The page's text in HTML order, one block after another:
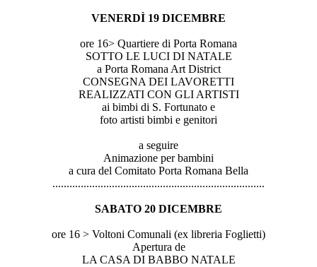
VENERDÌ 19 DICEMBRE
ore 16> Quartiere di Porta Romana
SOTTO LE LUCI DI NATALE
a Porta Romana Art District
CONSEGNA DEI LAVORETTI
REALIZZATI CON GLI ARTISTI
ai bimbi di S. Fortunato e
foto artisti bimbi e genitori
a seguire
Animazione per bambini
a cura del Comitato Porta Romana Bella
...........................................................................
SABATO 20 DICEMBRE
ore 16 > Voltoni Comunali (ex libreria Foglietti)
Apertura de
LA CASA DI BABBO NATALE